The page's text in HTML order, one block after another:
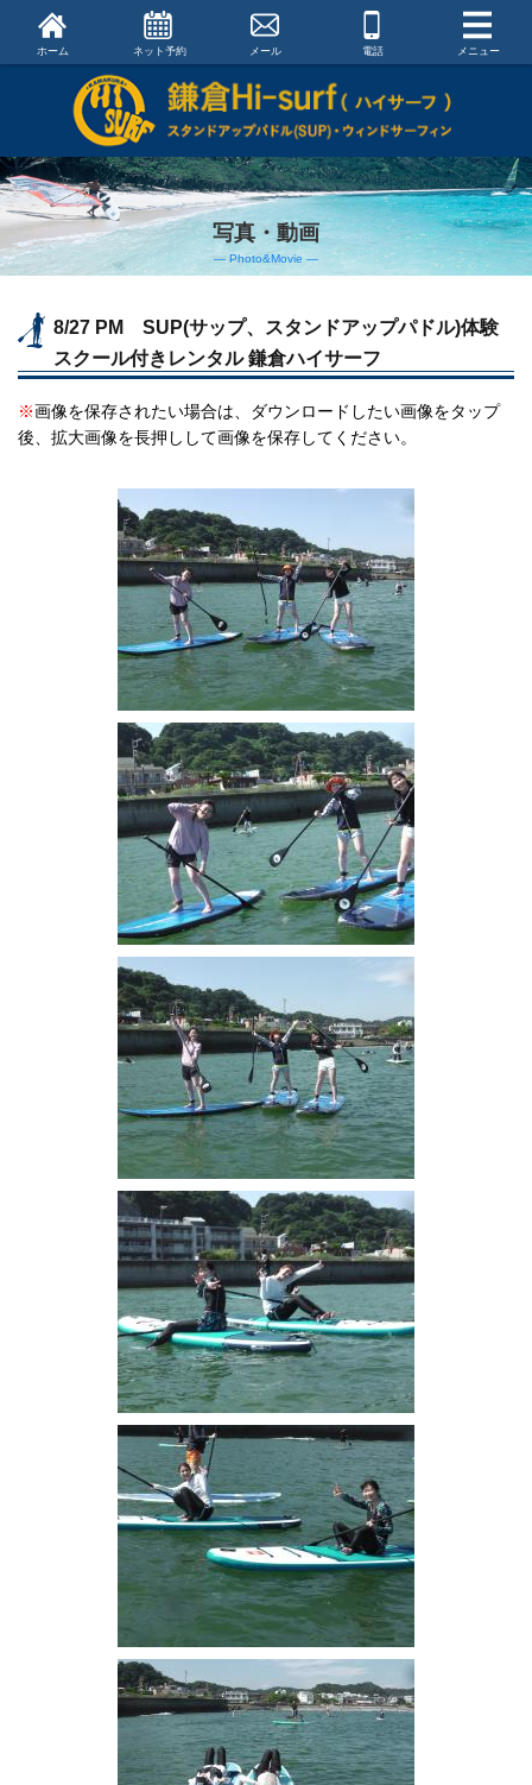
ホーム ネット予約 メール 電話 メニュー
写真・動画
― Photo&Movie ―
8/27 PM SUP(サップ、スタンドアップパドル)体験
スクール付きレンタル 鎌倉ハイサーフ
※画像を保存されたい場合は、ダウンロードしたい画像をタップ
後、拡大画像を長押しして画像を保存してください。